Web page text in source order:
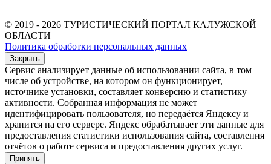
© 2019 - 2026 ТУРИСТИЧЕСКИЙ ПОРТАЛ КАЛУЖСКОЙ
ОБЛАСТИ
Политика обработки персональных данных
Закрыть
Сервис анализирует данные об использовании сайта, в том
числе об устройстве, на котором он функционирует,
источнике установки, составляет конверсию и статистику
активности. Собранная информация не может
идентифицировать пользователя, но передаётся Яндексу и
хранится на его сервере. Яндекс обрабатывает эти данные для
предоставления статистики использования сайта, составления
отчётов о работе сервиса и предоставления других услуг.
Принять